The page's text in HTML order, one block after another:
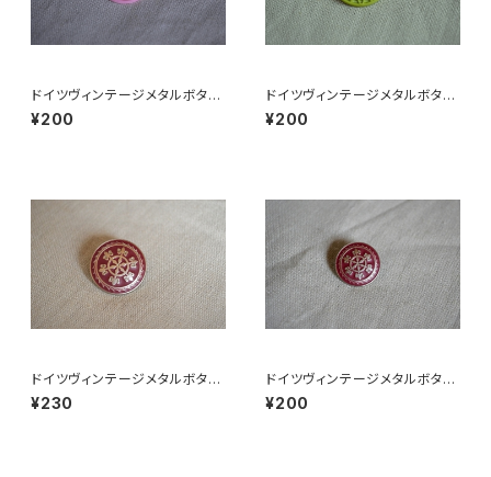
ドイツヴィンテージメタルボタン
よつばピンク
¥200
ドイツヴィンテージメタルボタン
円緑
¥200
ドイツヴィンテージメタルボタン
c大
¥230
ドイツヴィンテージメタルボタン
c中
¥200